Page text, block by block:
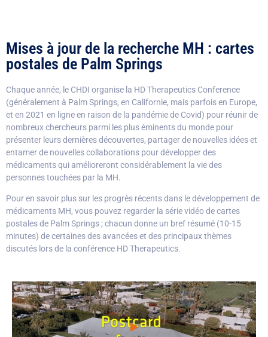
Mises à jour de la recherche MH : cartes
postales de Palm Springs
Chaque année, le CHDI organise la HD Therapeutics Conference
(généralement à Palm Springs, en Californie, mais parfois en Europe,
et en 2021 en ligne en raison de la pandémie de Covid) pour réunir de
nombreux chercheurs parmi les plus éminents du monde pour
présenter leurs dernières découvertes, partager de nouvelles idées et
entamer de nouvelles collaborations pour développer des
médicaments qui amélioreront considérablement la vie des
personnes touchées par la MH.
Pour en savoir plus sur les progrès récents dans le développement de
médicaments MH, vous pouvez regarder la série vidéo de cartes
postales de Palm Springs ; chacun donne un bref résumé (10-15
minutes) de certaines des avancées et des principaux thèmes
discutés lors de la conférence HD Therapeutics.